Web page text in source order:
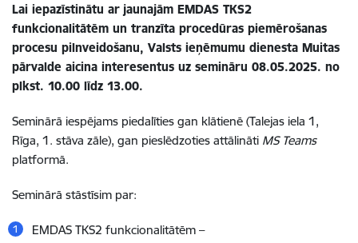
Lai iepazīstinātu ar jaunajām EMDAS TKS2
funkcionalitātēm un tranzīta procedūras piemērošanas
procesu pilnveidošanu, Valsts ieņēmumu dienesta Muitas
pārvalde aicina interesentus uz semināru 08.05.2025. no
plkst. 10.00 līdz 13.00.
Seminārā iespējams piedalīties gan klātienē (Talejas iela 1,
Rīga, 1. stāva zāle), gan pieslēdzoties attālināti MS Teams
platformā.
Seminārā stāstīsim par:
EMDAS TKS2 funkcionalitātēm –